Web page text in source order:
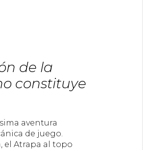
de la
constituye
aventura
de juego.
el Atrapa al topo